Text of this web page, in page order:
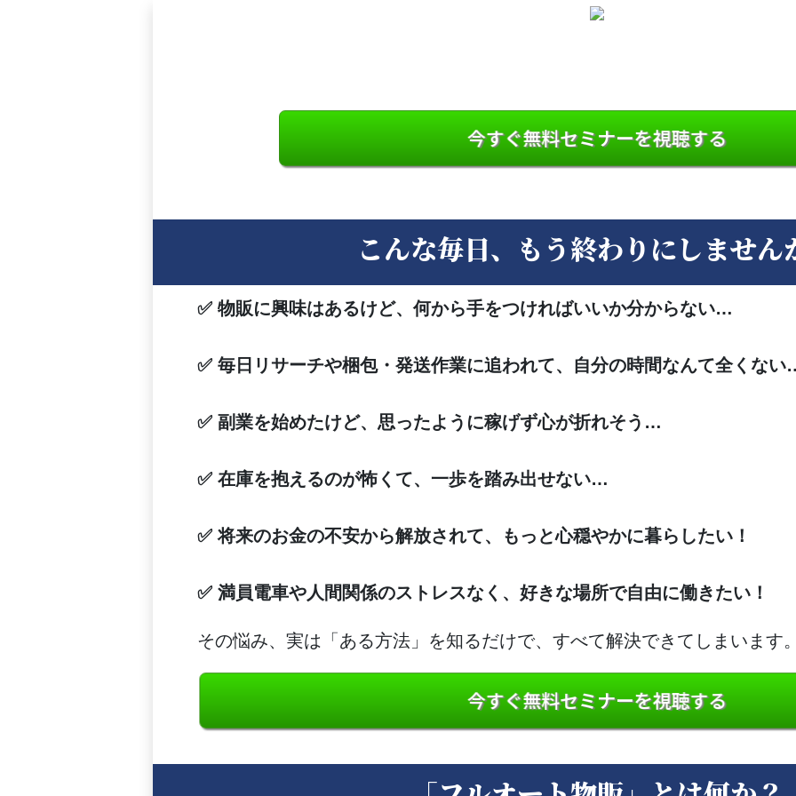
今すぐ無料セミナーを視聴する
こんな毎日、もう終わりにしません
✅ 物販に興味はあるけど、何から手をつければいいか分からない…
✅ 毎日リサーチや梱包・発送作業に追われて、自分の時間なんて全くな
✅ 副業を始めたけど、思ったように稼げず心が折れそう…
✅ 在庫を抱えるのが怖くて、一歩を踏み出せない…
✅ 将来のお金の不安から解放されて、もっと心穏やかに暮らしたい！
✅ 満員電車や人間関係のストレスなく、好きな場所で自由に働きたい！
その悩み、実は「ある方法」を知るだけで、すべて解決できてしまいます
今すぐ無料セミナーを視聴する